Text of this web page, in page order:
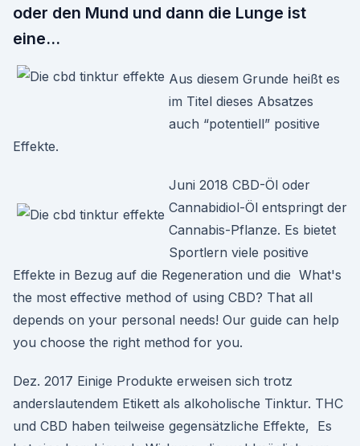
oder den Mund und dann die Lunge ist
eine…
Aus diesem Grunde heißt es
im Titel dieses Absatzes
auch “potentiell” positive
Effekte.
Juni 2018 CBD-Öl oder
Cannabidiol-Öl entspringt der
Cannabis-Pflanze. Es bietet
Sportlern viele positive
Effekte in Bezug auf die Regeneration und die What's
the most effective method of using CBD? That all
depends on your personal needs! Our guide can help
you choose the right method for you.
Dez. 2017 Einige Produkte erweisen sich trotz
anderslautendem Etikett als alkoholische Tinktur. THC
und CBD haben teilweise gegensätzliche Effekte, Es